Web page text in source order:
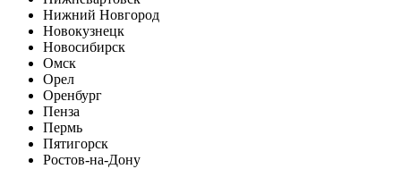
Нижний Новгород
Новокузнецк
Новосибирск
Омск
Орел
Оренбург
Пенза
Пермь
Пятигорск
Ростов-на-Дону